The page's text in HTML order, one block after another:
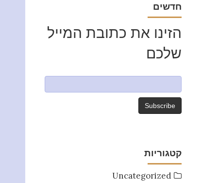
חדשים
הזינו את כתובת המייל
שלכם
קטגוריות
Uncategorized